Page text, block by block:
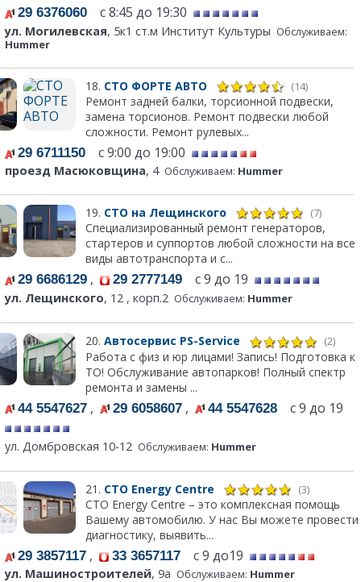
29 6376060 с 8:45 до 19:30
ул. Могилевская, 5к1 ст.м Институт Культуры Обслуживаем:
Hummer
18. СТО ФОРТЕ АВТО (14)
Ремонт задней балки, торсионной подвески,
замена торсионов. Ремонт подвески любой
сложности. Ремонт рулевых...
29 6711150 с 9:00 до 19:00
проезд Масюковщина, 4 Обслуживаем: Hummer
19. СТО на Лещинского (7)
Специализированный ремонт генераторов,
стартеров и суппортов любой сложности на все
виды автотранспорта и с...
29 6686129 , 29 2777149 с 9 до 19
ул. Лещинского, 12 , корп.2 Обслуживаем: Hummer
20. Автосервис PS-Service (2)
Работа с физ и юр лицами! Запись! Подготовка к
ТО! Обслуживание автопарков! Полный спектр
ремонта и замены ...
44 5547627 , 29 6058607 , 44 5547628 с 9 до 19
ул. Домбровская 10-12 Обслуживаем: Hummer
21. СТО Energy Centre (3)
СТО Energy Centre – это комплексная помощь
Вашему автомобилю. У нас Вы можете провести
диагностику, выявить...
29 3857117 , 33 3657117 с 9 до19
ул. Машиностроителей, 9а Обслуживаем: Hummer